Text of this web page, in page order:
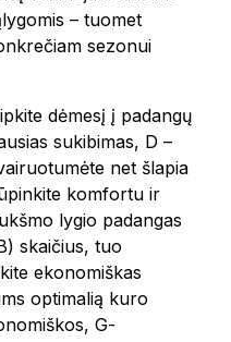
– tuomet
sezonui
dėmesį į padangų
sukibimas, D –
net šlapia
komfortu ir
lygio padangas
skaičius, tuo
ekonomiškas
optimalią kuro
G-